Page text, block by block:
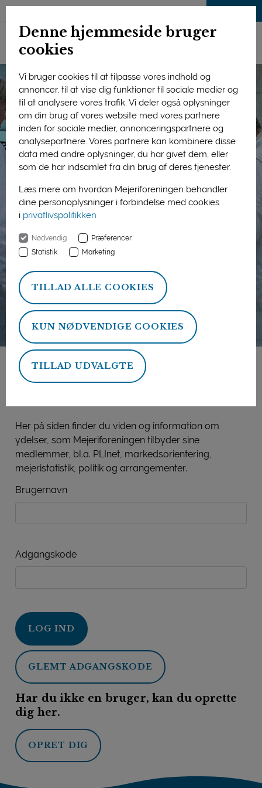
Denne hjemmeside bruger
cookies
Vi bruger cookies til at tilpasse vores indhold og
annoncer, til at vise dig funktioner til sociale medier og
til at analysere vores trafik. Vi deler også oplysninger
om din brug af vores website med vores partnere
inden for sociale medier, annonceringspartnere og
analysepartnere. Vores partnere kan kombinere disse
data med andre oplysninger, du har givet dem, eller
som de har indsamlet fra din brug af deres tjenester.
Læs mere om hvordan Mejeriforeningen behandler
dine personoplysninger i forbindelse med cookies
i privatlivspolitikken
Nødvendig
Præferencer
Statistik
Marketing
TILLAD ALLE COOKIES
KUN NØDVENDIGE COOKIES
TILLAD UDVALGTE
Mejeriforeningens
Her på siden finder du viden og information om
ydelser, som Mejeriforeningen tilbyder sine
medlemmer, bl.a. PLInet, markedsorientering,
mejeristatistik, politik og arrangementer.
Brugernavn
Adgangskode
LOG IND
GLEMT ADGANGSKODE
Har du ikke en bruger, kan du oprette
dig her.
OPRET DIG